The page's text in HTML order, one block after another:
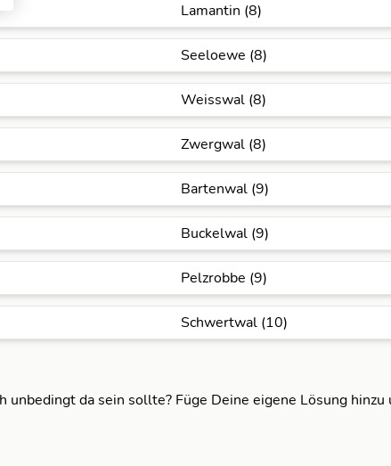
Lamantin (8)
Seeloewe (8)
Weisswal (8)
Zwergwal (8)
Bartenwal (9)
Buckelwal (9)
Pelzrobbe (9)
Schwertwal (10)
da sein sollte? Füge Deine eigene Lösung